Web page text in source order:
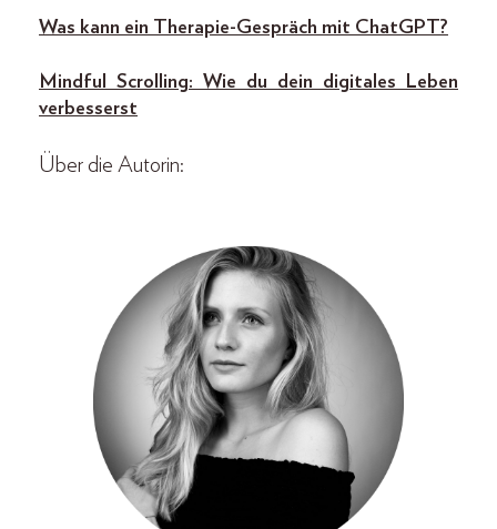
Was kann ein Therapie-Gespräch mit ChatGPT?
Mindful Scrolling: Wie du dein digitales Leben
verbesserst
Über die Autorin: